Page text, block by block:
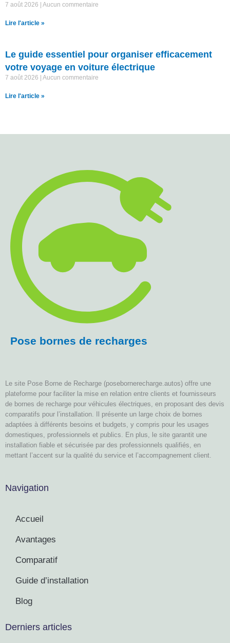
7 août 2026 Aucun commentaire
Lire l'article »
Le guide essentiel pour organiser efficacement
votre voyage en voiture électrique
7 août 2026 Aucun commentaire
Lire l'article »
Pose bornes de recharges
Le site Pose Borne de Recharge (posebornerecharge.autos) offre une
plateforme pour faciliter la mise en relation entre clients et fournisseurs
de bornes de recharge pour véhicules électriques, en proposant des devis
comparatifs pour l’installation. Il présente un large choix de bornes
adaptées à différents besoins et budgets, y compris pour les usages
domestiques, professionnels et publics. En plus, le site garantit une
installation fiable et sécurisée par des professionnels qualifiés, en
mettant l’accent sur la qualité du service et l’accompagnement client.
Navigation
Accueil
Avantages
Comparatif
Guide d’installation
Blog
Derniers articles